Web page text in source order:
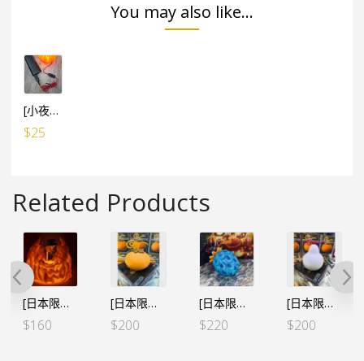
You may also like...
[小夜燈專用] USB小電池 線1米長 (有開關制)
$25
Related Products
[日本限定] 海賊王 房間小夜燈 – 薩波 火拳
$160
[日本限定] 海賊王 惡魔果實 房間小夜燈 – 大和 犬犬果實 大口真神形態
$200
[日本限定] 海賊王 惡魔果實 房間小夜燈 – 凱多 魚魚果實 青龍型態
$220
[日本限定] 海賊王 惡魔果實 房間小夜燈 – 明哥 線線果實
$200